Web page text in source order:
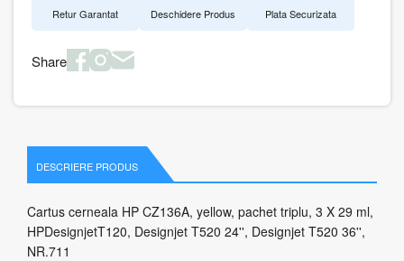
Retur Garantat Deschidere Produs Plata Securizata
Share
DESCRIERE PRODUS
Cartus cerneala HP CZ136A, yellow, pachet triplu, 3 X 29 ml,
HPDesignjetT120, Designjet T520 24'', Designjet T520 36'',
NR.711